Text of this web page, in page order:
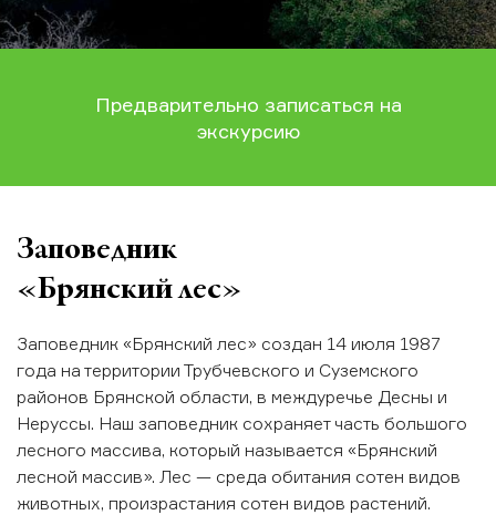
Предварительно записаться на
экскурсию
Заповедник
«Брянский лес»
Заповедник «Брянский лес» создан 14 июля 1987
года на территории Трубчевского и Суземского
районов Брянской области, в междуречье Десны и
Неруссы. Наш заповедник сохраняет часть большого
лесного массива, который называется «Брянский
лесной массив». Лес — среда обитания сотен видов
животных, произрастания сотен видов растений.